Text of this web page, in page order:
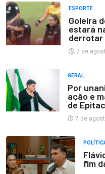
ESPORTE
Goleira
estará
derrotar
7 de
GERAL
Por
ação e
de
7 de
fim